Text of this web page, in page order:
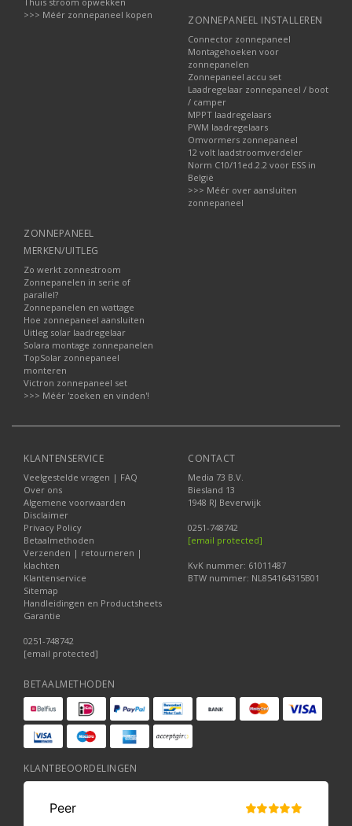
>>> Méér zonnepaneel kopen
ZONNEPANEEL INSTALLEREN
Connector zonnepaneel
Montagehoeken voor
zonnepanelen
Zonnepaneel accu set
Laadregelaar zonnepaneel / boot
/ camper
MPPT laadregelaars
PWM laadregelaars
Omvormers zonnepaneel
12 volt laadstroomverdeler
Norm C10/11ed.2.2 voor ESS in
België
>>> Méér over aansluiten
zonnepaneel
ZONNEPANEEL
MERKEN/UITLEG
Zo werkt zonnestroom
Zonnepanelen in serie of
parallel?
Zonnepanelen en wattage
Hoe zonnepaneel aansluiten
Uitleg solar laadregelaar
Solara montage zonnepanelen
TopSolar zonnepaneel
monteren
Victron zonnepaneel set
>>> Méér 'zoeken en vinden'!
KLANTENSERVICE
Veelgestelde vragen | FAQ
Over ons
Algemene voorwaarden
Disclaimer
Privacy Policy
Betaalmethoden
Verzenden | retourneren |
klachten
Klantenservice
Sitemap
Handleidingen en Productsheets
Garantie
0251-748742
[email protected]
CONTACT
Media 73 B.V.
Biesland 13
1948 RJ Beverwijk
0251-748742
[email protected]
KvK nummer: 61011487
BTW nummer: NL854164315B01
BETAALMETHODEN
KLANTBEOORDELINGEN